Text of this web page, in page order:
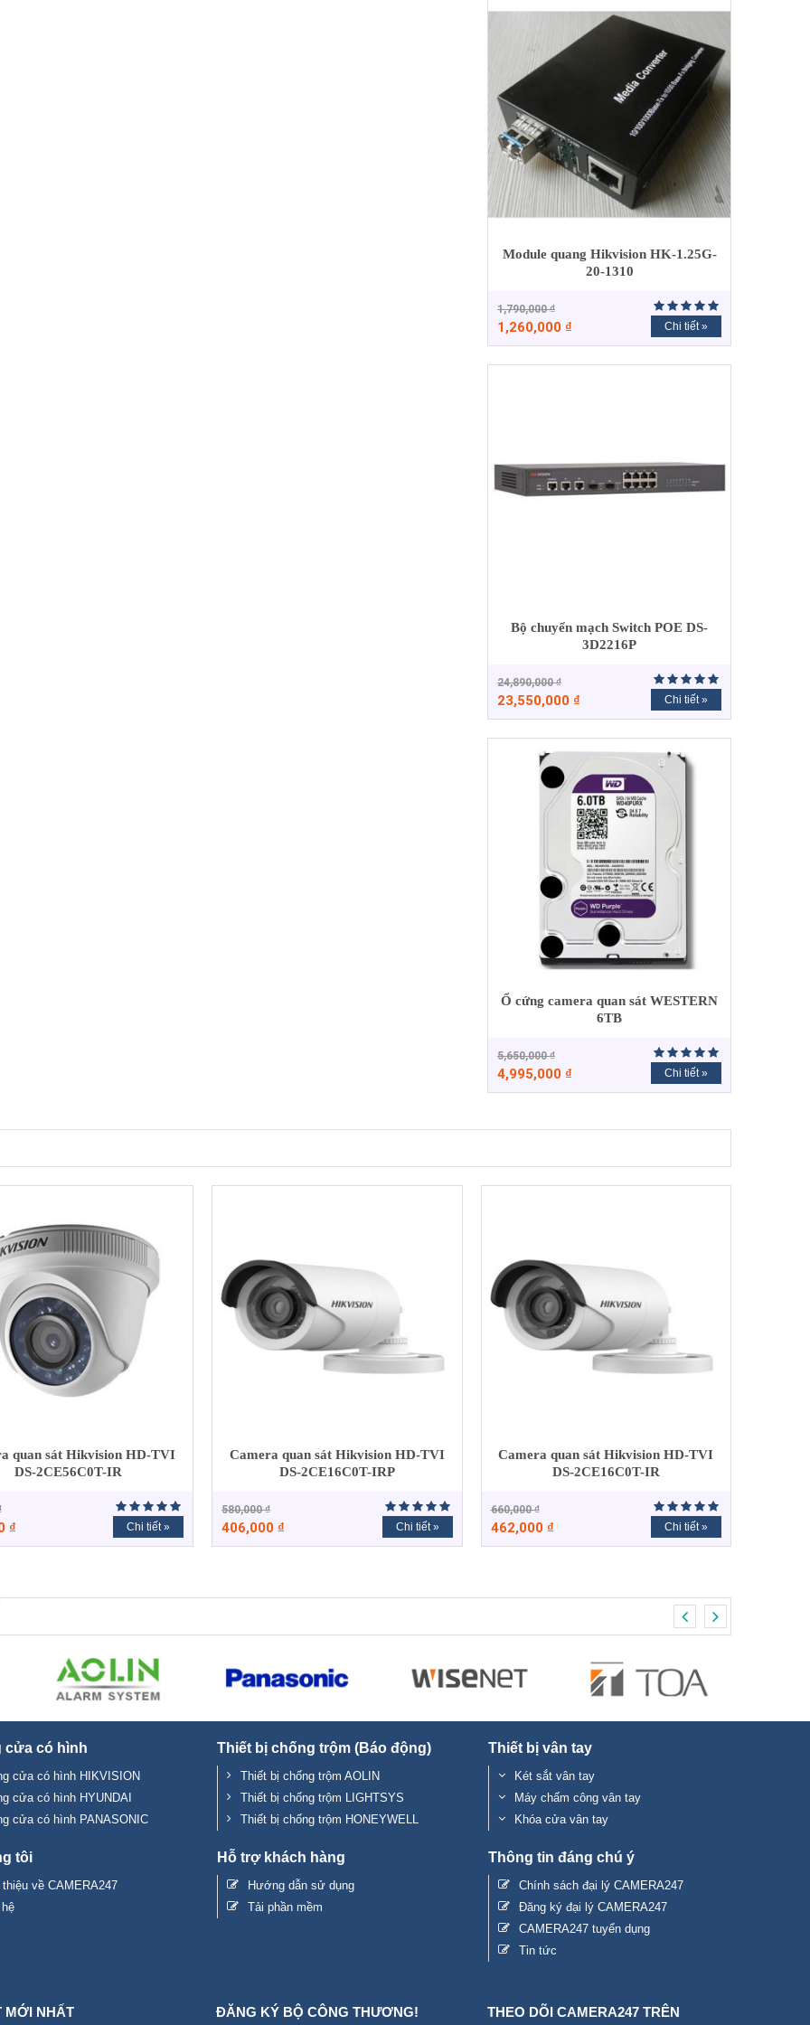
Module quang Hikvision HK-1.25G-
20-1310
1,790,000₫
1,260,000 ₫ Chi tiết »
Bộ chuyển mạch Switch POE DS-
3D2216P
24,890,000₫
23,550,000 ₫ Chi tiết »
Ổ cứng camera quan sát WESTERN
6TB
5,650,000₫
4,995,000 ₫ Chi tiết »
quan sát Hikvision HD-TVI
DS-2CE56C0T-IR
₫ Chi tiết »
Camera quan sát Hikvision HD-TVI
DS-2CE16C0T-IRP
580,000₫
406,000 ₫ Chi tiết »
Camera quan sát Hikvision HD-TVI
DS-2CE16C0T-IR
660,000₫
462,000 ₫ Chi tiết »
cửa có hình
cửa có hình HIKVISION
cửa có hình HYUNDAI
cửa có hình PANASONIC
Thiết bị chống trộm (Báo động)
Thiết bị chống trộm AOLIN
Thiết bị chống trộm LIGHTSYS
Thiết bị chống trộm HONEYWELL
Thiết bị vân tay
Két sắt vân tay
Máy chấm công vân tay
Khóa cửa vân tay
tôi
về CAMERA247
hệ
Hỗ trợ khách hàng
Hướng dẫn sử dụng
Tải phần mềm
Thông tin đáng chú ý
Chính sách đại lý CAMERA247
Đăng ký đại lý CAMERA247
CAMERA247 tuyển dụng
Tin tức
MỚI NHẤT ĐĂNG KÝ BỘ CÔNG THƯƠNG!
THEO DÕI CAMERA247 TRÊN